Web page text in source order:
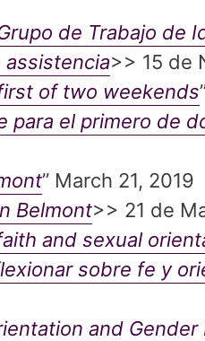
de Trabajo de
assistencia>> 15 de
of two weekends
para el primero de
” March 21, 2019
Belmont>> 21 de
and sexual
sobre fe y
and